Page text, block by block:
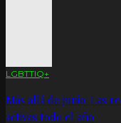
LGBTTIQ+
Más allá de junio: Las
activas todo el año